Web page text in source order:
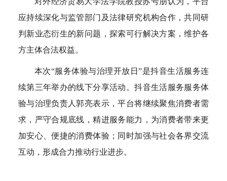
应持续深化与监管部门及法律研究机构合作，共同研
判新业态衍生的新问题，探索可行解决方案，维护各
方主体合法权益。
本次“服务体验与治理开放日”是抖音生活服务连
续第三年举办的线下分享活动。抖音生活服务服务体
验与治理负责人郭亮表示，平台将继续聚焦消费者需
求，严守合规底线，精进服务能力，为消费者带来更
加安心、便捷的消费体验；同时加强与社会各界交流
互动，形成合力推动行业进步。